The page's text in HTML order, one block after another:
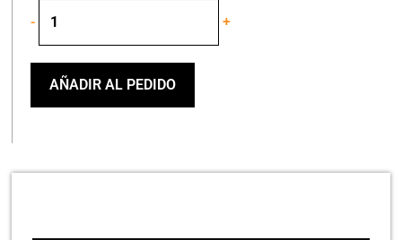
-
MH2TBK
CONCERT
UKELELE
BLK
+
AÑADIR AL PEDIDO